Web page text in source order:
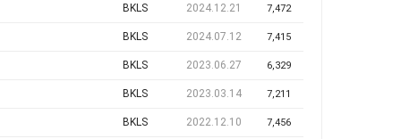
BKLS 2024.12.21 7,472
BKLS 2024.07.12 7,415
BKLS 2023.06.27 6,329
BKLS 2023.03.14 7,211
BKLS 2022.12.10 7,456